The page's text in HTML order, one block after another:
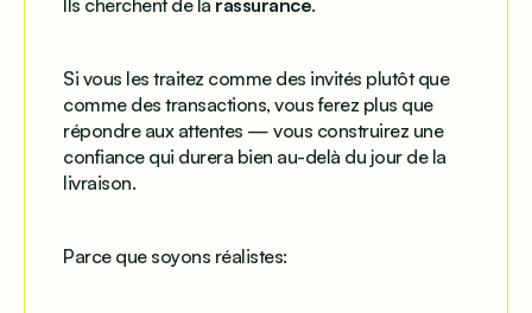
Si vous les traitez comme des invités plutôt que
comme des transactions, vous ferez plus que
répondre aux attentes — vous construirez une
confiance qui durera bien au-delà du jour de la
livraison.
Parce que soyons réalistes: